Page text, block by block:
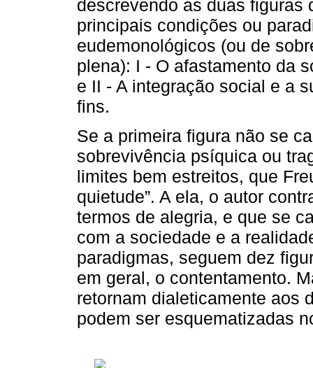
descrevendo as duas figuras
principais condições ou
eudemonológicos (ou de
plena): I - O afastamento da
e II - A integração social e a
fins.
Se a primeira figura não se
sobrevivência psíquica ou
limites bem estreitos, que
quietude”. A ela, o autor
termos de alegria, e que se
com a sociedade e a
paradigmas, seguem dez
em geral, o contentamento.
retornam dialeticamente aos
podem ser esquematizadas